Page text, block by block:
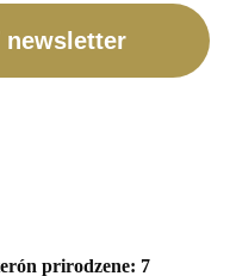
newsletter
prirodzene: 7